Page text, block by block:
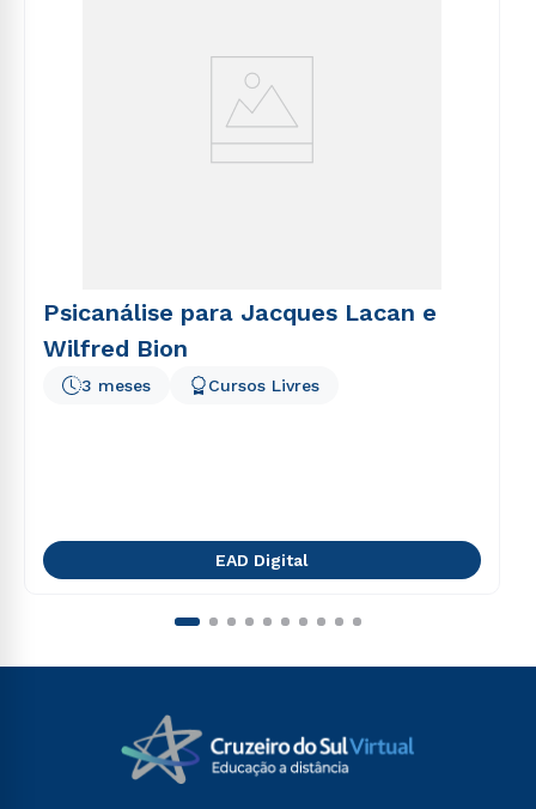
Psicanálise para Jacques Lacan e
Wilfred Bion
3 meses Cursos Livres
EAD Digital